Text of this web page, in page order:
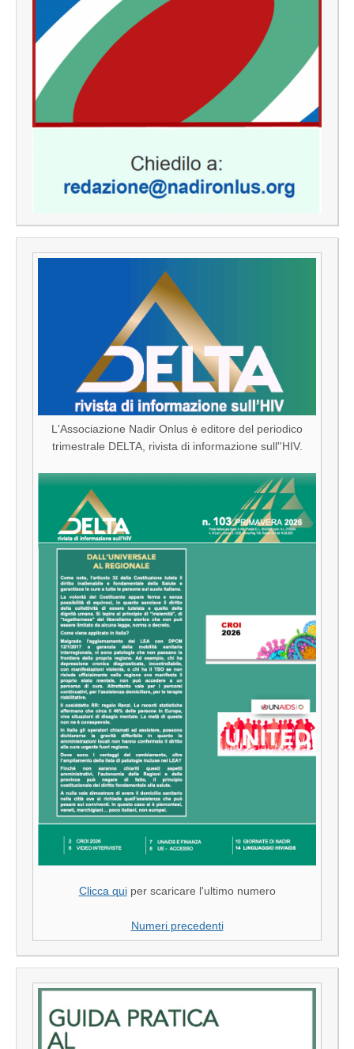
L'Associazione Nadir Onlus è editore del periodico
trimestrale DELTA, rivista di informazione sull''HIV.
Clicca quiper scaricare l'ultimo numero
Numeri precedenti